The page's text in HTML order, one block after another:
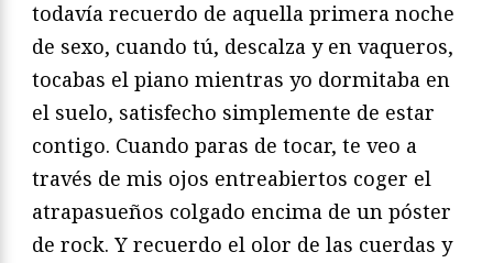
todavía recuerdo de aquella primera noche
de sexo, cuando tú, descalza y en vaqueros,
tocabas el piano mientras yo dormitaba en
el suelo, satisfecho simplemente de estar
contigo. Cuando paras de tocar, te veo a
través de mis ojos entreabiertos coger el
atrapasueños colgado encima de un póster
de rock. Y recuerdo el olor de las cuerdas y